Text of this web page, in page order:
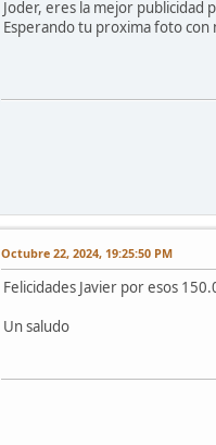
Joder, eres la mejor publicidad
Esperando tu proxima foto con
Octubre 22, 2024, 19:25:50 PM
Felicidades Javier por esos
Un saludo